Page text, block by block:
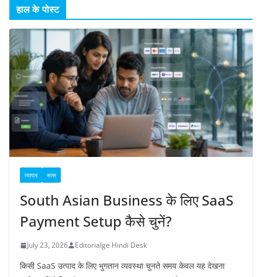
हाल के पोस्ट
व्यापार सास
South Asian Business के लिए SaaS
Payment Setup कैसे चुनें?
July 23, 2026 Editorialge Hindi Desk
किसी SaaS उत्पाद के लिए भुगतान व्यवस्था चुनते समय केवल यह देखना